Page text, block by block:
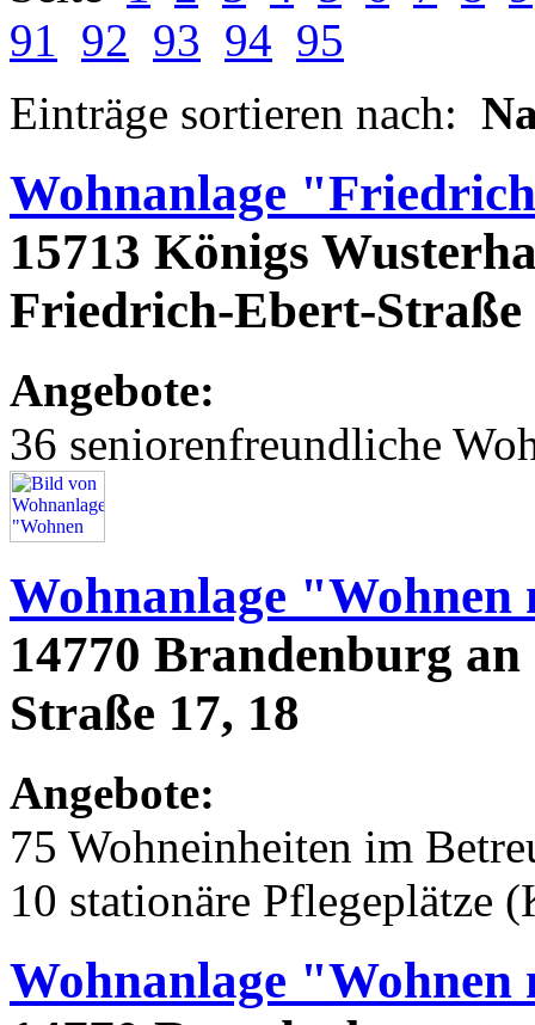
91 92 93 94 95
Einträge sortieren nach:
Wohnanlage
15713 Königs
Friedrich-Ebert-Straße
Angebote:
36 seniorenfreundliche
Wohnanlage "Wohnen
14770 Brandenburg
Straße 17, 18
Angebote:
75 Wohneinheiten im
10 stationäre Pflegeplätze
Wohnanlage "Wohnen